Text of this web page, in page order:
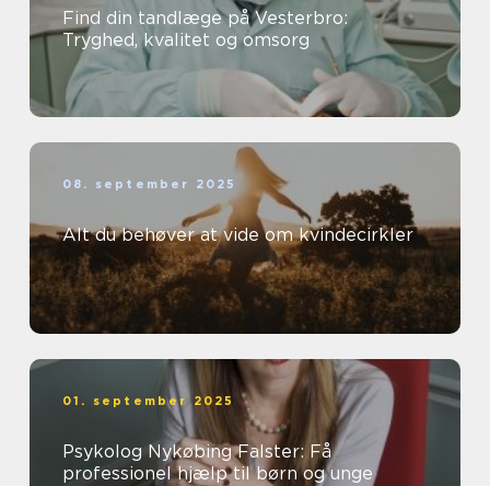
Find din tandlæge på Vesterbro:
Tryghed, kvalitet og omsorg
08. september 2025
Alt du behøver at vide om kvindecirkler
01. september 2025
Psykolog Nykøbing Falster: Få
professionel hjælp til børn og unge